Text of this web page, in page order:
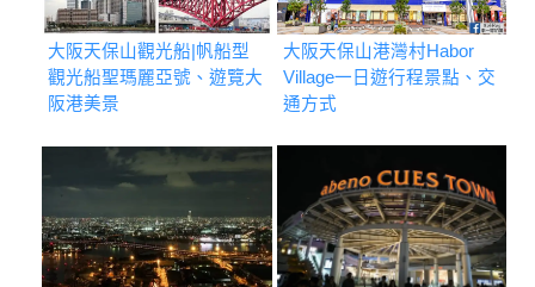
大阪天保山觀光船|帆船型
觀光船聖瑪麗亞號、遊覽大
阪港美景
大阪天保山港灣村Habor
Village一日遊行程景點、交
通方式